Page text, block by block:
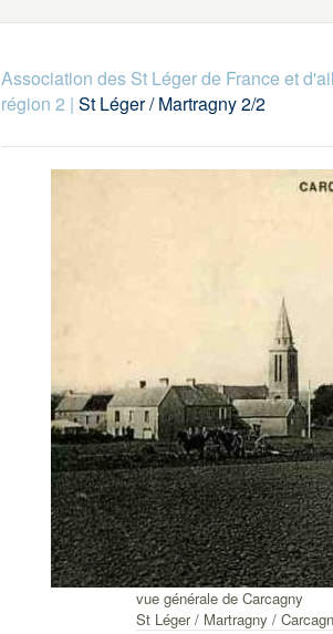
Association des St Léger de France et
région 2 | St Léger / Martragny 2/2
vue générale de Carcagny
St Léger / Martragny /